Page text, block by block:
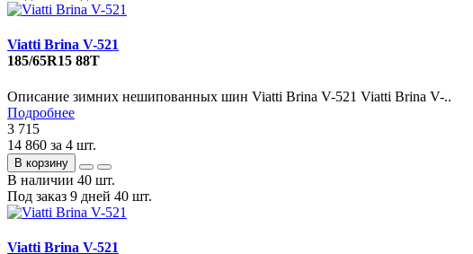
Viatti Brina V-521
185/65R15 88T
Описание зимних нешипованных шин Viatti Brina V-521 Viatti Brina V-..
Подробнее
3 715
14 860 за 4 шт.
В корзину
В наличии 40 шт.
Под заказ 9 дней 40 шт.
Viatti Brina V-521